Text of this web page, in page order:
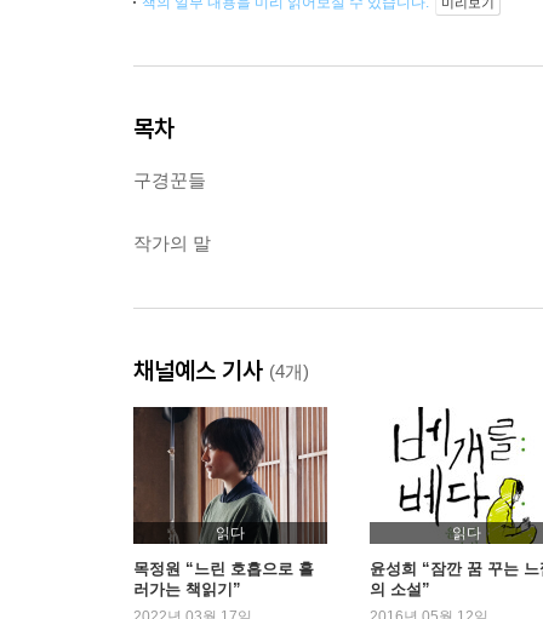
목차
구경꾼들
작가의 말
채널예스 기사 (4개)
읽다
목정원 “느린 호흡으로 흘
러가는 책읽기”
읽다
윤성희 “잠깐 꿈 꾸는 느
의 소설”